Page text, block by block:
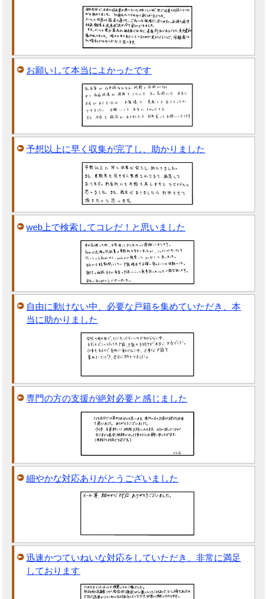
お願いして本当によかったです
予想以上に早く収集が完了し、助かりました
web上で検索してコレだ！と思いました
自由に動けない中、必要な戸籍を集めていただき、本
当に助かりました
専門の方の支援が絶対必要と感じました
細やかな対応ありがとうございました
迅速かつていねいな対応をしていただき、非常に満足
しております